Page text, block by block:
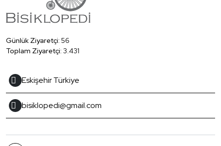
Günlük Ziyaretçi: 56
Toplam Ziyaretçi: 3.431
Eskişehir Türkiye
bisiklopedi@gmail.com